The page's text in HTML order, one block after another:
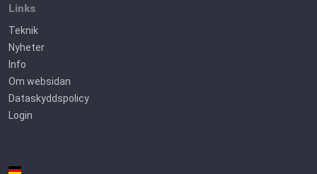
Links
Teknik
Nyheter
Info
Om websidan
Dataskyddspolicy
Login